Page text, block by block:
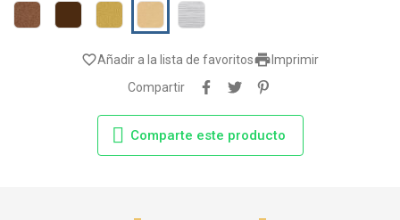
Bronce
ingles
Cuero
inglés
Latón
mate
Laton
pulido
Níquel
mate
 Imprimir
favorite_borderAñadir a la lista de favoritos
Compartir
Comparte este producto